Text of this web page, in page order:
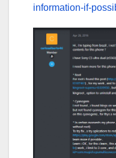
information-if-